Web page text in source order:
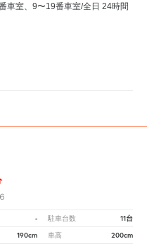
室、9〜19番車室/全日 24時間
- 駐車台数 11台
190cm 車高 200cm